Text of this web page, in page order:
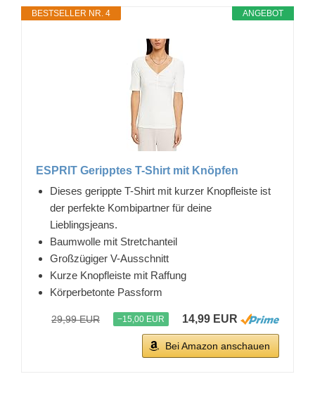
ANGEBOT
BESTSELLER NR. 4
ESPRIT Geripptes T-Shirt mit Knöpfen
Dieses gerippte T-Shirt mit kurzer Knopfleiste ist
der perfekte Kombipartner für deine
Lieblingsjeans.
Baumwolle mit Stretchanteil
Großzügiger V-Ausschnitt
Kurze Knopfleiste mit Raffung
Körperbetonte Passform
29,99 EUR −15,00 EUR 14,99 EUR
Bei Amazon anschauen